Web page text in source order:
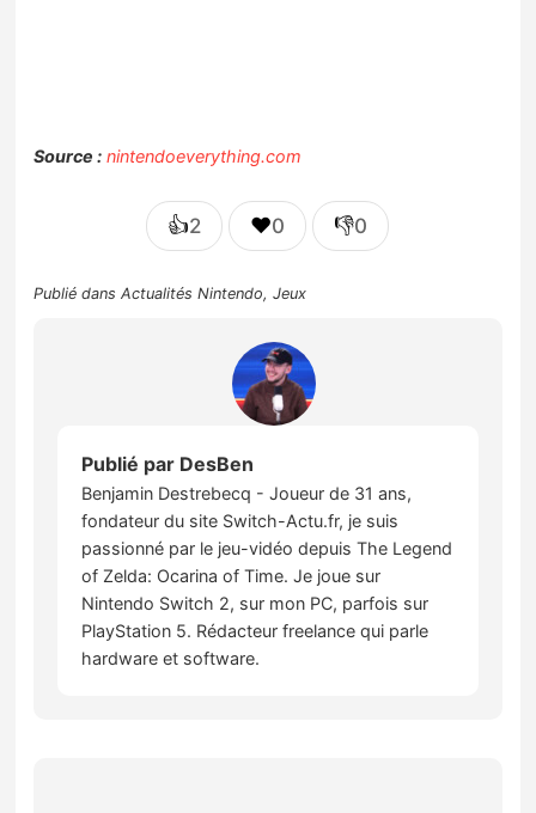
Source : nintendoeverything.com
👍2 ❤️0 👎0
Publié dansActualités Nintendo,Jeux
Publié par DesBen
Benjamin Destrebecq - Joueur de 31 ans,
fondateur du site Switch-Actu.fr, je suis
passionné par le jeu-vidéo depuis The Legend
of Zelda: Ocarina of Time. Je joue sur
Nintendo Switch 2, sur mon PC, parfois sur
PlayStation 5. Rédacteur freelance qui parle
hardware et software.